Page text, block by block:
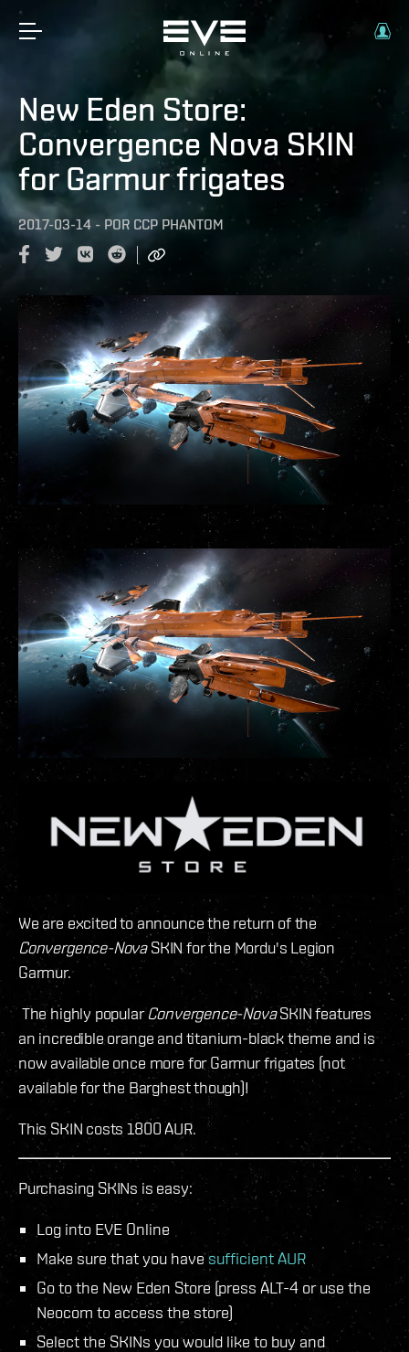
New Eden Store:
Convergence Nova SKIN
for Garmur frigates
2017-03-14 - POR CCP PHANTOM
We are excited to announce the return of the
Convergence-NovaSKIN for the Mordu's Legion
Garmur.
The highly popularConvergence-NovaSKIN features
an incredible orange and titanium-black theme and is
now available once more for Garmur frigates (not
available for the Barghest though)!
This SKIN costs 1800 AUR.
Purchasing SKINs is easy:
Log into EVE Online
Make sure that you havesufficient AUR
Go to the New Eden Store (press ALT-4 or use the
Neocom to access the store)
Select the SKINs you would like to buy and